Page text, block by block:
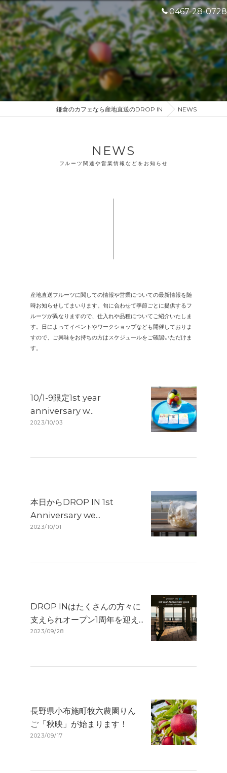
0467-28-0728
鎌倉のカフェなら産地直送のDROP IN NEWS
NEWS
フルーツ関連や営業情報などをお知らせ
産地直送フルーツに関しての情報や営業についての最新情報を随
時お知らせしてまいります。旬に合わせて季節ごとに提供するフ
ルーツが異なりますので、仕入れや品種についてご紹介いたしま
す。日によってイベントやワークショップなども開催しておりま
すので、ご興味をお持ちの方はスケジュールをご確認いただけま
す。
10/1-9限定1st year
anniversary w...
2023/10/03
本日からDROP IN 1st
Anniversary we...
2023/10/01
DROP INはたくさんの方々に
支えられオープン1周年を迎え...
2023/09/28
長野県小布施町牧六農園りん
ご「秋映」が始まります！
2023/09/17